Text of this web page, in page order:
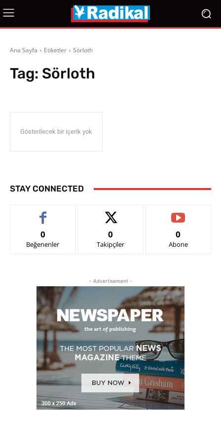
Ana Sayfa Etiketler Sörloth
Tag: Sörloth
Gösterilecek bir içerik yok
STAY CONNECTED
0
Beğenenler
0
Takipçiler
0
Abone
- Advertisement -